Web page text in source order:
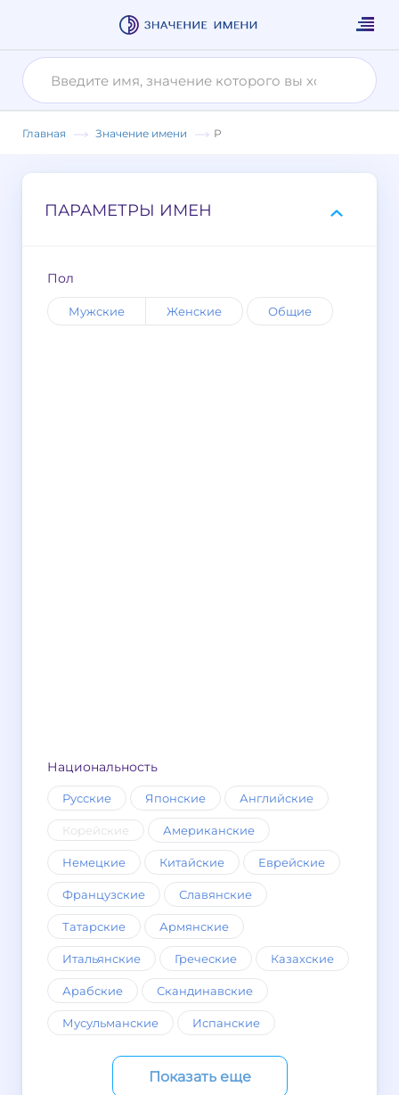
Главная Значение имени Р
ПАРАМЕТРЫ ИМЕН
Пол
Мужские Женские Общие
Национальность
Русские Японские Английские
Корейские Американские
Немецкие Китайские Еврейские
Французские Славянские
Татарские Армянские
Итальянские Греческие Казахские
Арабские Скандинавские
Мусульманские Испанские
Показать еще